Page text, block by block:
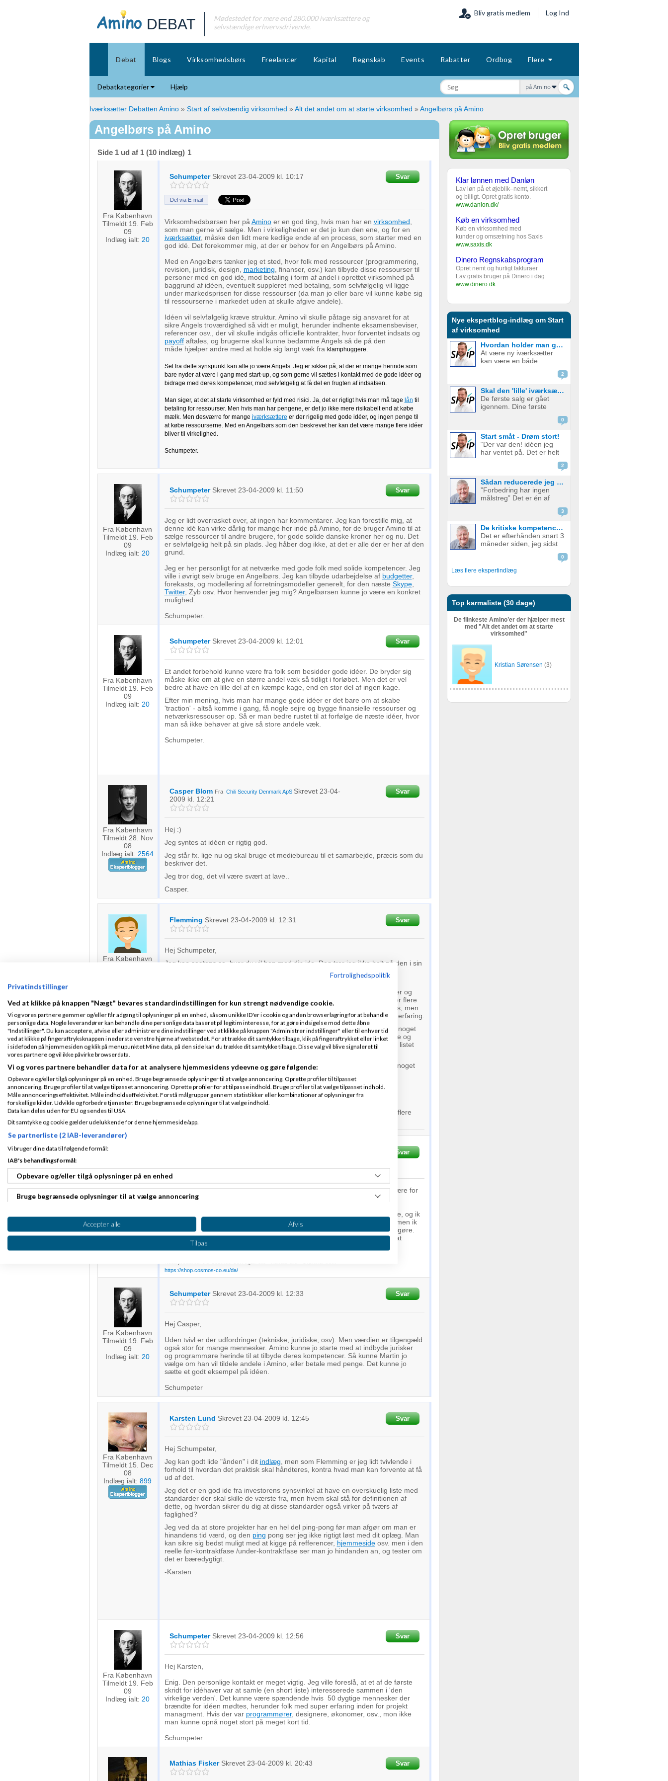
DEBAT
Mødestedet for mere end 280.000 iværksættere og
selvstændige erhvervsdrivende.
Bliv gratis medlem Log Ind
Debat Blogs Virksomhedsbørs Freelancer Kapital Regnskab Events Rabatter Ordbog Flere
Debatkategorier Hjælp på Amino
Iværksætter Debatten Amino » Start af selvstændig virksomhed » Alt det andet om at starte virksomhed » Angelbørs på Amino
Angelbørs på Amino
Side 1 ud af 1 (10 indlæg) 1
Fra København
Tilmeldt 19. Feb
09
Indlæg ialt: 20
Schumpeter Skrevet 23-04-2009 kl. 10:17 Svar
Del via E-mail
Virksomhedsbørsen her på Aminoer en god ting, hvis man har en virksomhed
som man gerne vil sælge. Men i virkeligheden er det jo kun den ene, og for en
iværksætter, måske den lidt mere kedlige ende af en process, som starter med en
god idé. Det forekommer mig, at der er behov for en Angelbørs på Amino.
Med en Angelbørs tænker jeg et sted, hvor folk med ressourcer (programmering,
revision, juridisk, design, marketing , finanser, osv.) kan tilbyde disse ressourser til
personer med en god idé, mod betaling i form af andel i oprettet virksomhed på
baggrund af idéen, eventuelt suppleret med betaling, som selvfølgelig vil ligge
under markedsprisen for disse ressourser (da man jo eller bare vil kunne købe sig
til ressourserne i markedet uden at skulle afgive andele).
Idéen vil selvfølgelig kræve struktur. Amino vil skulle påtage sig ansvaret for at
sikre Angels troværdighed så vidt er muligt, herunder indhente eksamensbeviser,
referencer osv., der vil skulle indgås officielle kontrakter, hvor forventet indsats og
payoffaftales, og brugerne skal kunne bedømme Angels så de på den
måde hjælper andre med at holde sig langt væk fra klamphuggere.
Set fra dette synspunkt kan alle jo være Angels. Jeg er sikker på, at der er mange herinde som
bare nyder at være i gang med start-up, og som gerne vil sættes i kontakt med de gode idéer og
bidrage med deres kompetencer, mod selvfølgelig at få del en frugten af indsatsen.
Man siger, at det at starte virksomhed er fyld med risici. Ja, det er rigtigt hvis man må tage lån til
betaling for ressourser. Men hvis man har pengene, er det jo ikke mere risikabelt end at købe
mælk. Men desværre for mange iværksættere er der rigelig med gode idéer, og ingen penge til
at købe ressourserne. Med en Angelbørs som den beskrevet her kan det være mange flere idéer
bliver til virkelighed.
Schumpeter.
Fra København
Tilmeldt 19. Feb
09
Indlæg ialt: 20
Schumpeter Skrevet 23-04-2009 kl. 11:50 Svar
Jeg er lidt overrasket over, at ingen har kommentarer. Jeg kan forestille mig, at
denne idé kan virke dårlig for mange her inde på Amino, for de bruger Amino til at
sælge ressourcer til andre brugere, for gode solide danske kroner her og nu. Det
er selvfølgelig helt på sin plads. Jeg håber dog ikke, at det er alle der er her af den
grund.
Jeg er her personligt for at netværke med gode folk med solide kompetencer. Jeg
ville i øvrigt selv bruge en Angelbørs. Jeg kan tilbyde udarbejdelse af budgetter,
forekasts, og modellering af forretningsmodeller generelt, for den næste Skype,
Twitter, Zyb osv. Hvor henvender jeg mig? Angelbørsen kunne jo være en konkret
mulighed.
Schumpeter.
Fra København
Tilmeldt 19. Feb
09
Indlæg ialt: 20
Schumpeter Skrevet 23-04-2009 kl. 12:01 Svar
Et andet forbehold kunne være fra folk som besidder gode idéer. De bryder sig
måske ikke om at give en større andel væk så tidligt i forløbet. Men det er vel
bedre at have en lille del af en kæmpe kage, end en stor del af ingen kage.
Efter min mening, hvis man har mange gode idéer er det bare om at skabe
'traction' - altså komme i gang, få nogle sejre og bygge finansielle ressourser og
netværksressouser op. Så er man bedre rustet til at forfølge de næste idéer, hvor
man så ikke behøver at give så store andele væk.
Schumpeter.
Fra København
Tilmeldt 28. Nov
08
Indlæg ialt: 2564
Casper Blom Fra Chili Security Denmark ApS Skrevet 23-04-
2009 kl. 12:21
Svar
Hej :)
Jeg syntes at idéen er rigtig god.
Jeg står fx. lige nu og skal bruge et mediebureau til et samarbejde, præcis som du
beskriver det.
Jeg tror dog, det vil være svært at lave..
Casper.
Fra København
Flemming Skrevet 23-04-2009 kl. 12:31 Svar
Hej Schumpeter,
Jeg kan sagtens se, hvor du vil hen med din ide. Dog tror jeg ikke helt på den i sin
"blåstemple" disse Angels, som er tilknyttet en Angelbørs. Eksamensbeviser og
referencer er for mig ikke valide dokumenter i et samarbejde mellem 2 eller flere
personer. Det vil snarere virke modsat på mig, da jeg ikke tror på den slags, men
på kemi, professionalisme, ideer, holdninger og kampånd - og ikke mindst erfaring.
Det vil virke bedre, hvis man i stedet tilknyttes denne Angelbørs og skriver noget
om sig selv, samt deltager i debatten, således at brugerne påAminokan se og
vurdere een på hvad man siger og hvem man er - fremfor at man blot står listet
med referencer og eksamensbeviser.
Jeg ser dog mulighederne i det og tror også at Amino kunne bidrage med noget
godt her.
Med venlig hilsen
Flemming
PS: De fleste svar kommer vist om aftenen - så der skal nok komme langt flere
inputs senere.
Tilmeldt 24. Jun
07
15018
Svar
Ideen er meget god, men meget omkostningstung og ressource tung at bære for
Amino.
Desuden tror jeg sådan et sted blot vil resulterer i at dem som har pengene, og ik
spiller med åbne kort eller fairplay, blot vil stjæle ideer fra dem med ideen men ik
pengene... Det er jo umuligt at styre og kontrollerer og lille mand kan intet gøre.
Han har ik råd til at sætte ideen i værk, hvordan skulle han så have råd til at
forsvarer den?
https://shop.cosmos-co.eu/da/
Fra København
Tilmeldt 19. Feb
09
Indlæg ialt: 20
Schumpeter Skrevet 23-04-2009 kl. 12:33 Svar
Hej Casper,
Uden tvivl er der udfordringer (tekniske, juridiske, osv). Men værdien er tilgengæld
også stor for mange mennesker. Amino kunne jo starte med at indbyde jurisker
og programmøre herinde til at tilbyde deres kompetencer. Så kunne Martin jo
vælge om han vil tildele andele i Amino, eller betale med penge. Det kunne jo
sætte et godt eksempel på idéen.
Schumpeter
Fra København
Tilmeldt 15. Dec
08
Indlæg ialt: 899
Karsten Lund Skrevet 23-04-2009 kl. 12:45 Svar
Hej Schumpeter,
Jeg kan godt lide "ånden" i dit indlæg , men som Flemming er jeg lidt tvivlende i
forhold til hvordan det praktisk skal håndteres, kontra hvad man kan forvente at få
ud af det.
Jeg det er en god ide fra investorens synsvinkel at have en overskuelig liste med
standarder der skal skille de værste fra, men hvem skal stå for definitionen af
dette, og hvordan sikrer du dig at disse standarder også virker på tværs af
faglighed?
Jeg ved da at store projekter har en hel del ping-pong før man afgør om man er
hinandens tid værd, og den ping pong ser jeg ikke rigtigt løst med dit oplæg. Man
kan sikre sig bedst muligt med at kigge på refferencer, hjemmesideosv. men i den
reelle før-kontraktfase /under-kontraktfase ser man jo hindanden an, og tester om
det er bæredygtigt.
-Karsten
Fra København
Tilmeldt 19. Feb
09
Indlæg ialt: 20
Schumpeter Skrevet 23-04-2009 kl. 12:56 Svar
Hej Karsten,
Enig. Den personlige kontakt er meget vigtig. Jeg ville foreslå, at et af de første
skridt for idéhaver var at samle (en short liste) interesserede sammen i 'den
virkelige verden'. Det kunne være spændende hvis 50 dygtige mennesker der
brændte for idéen mødtes, herunder folk med super erfaring inden for projekt
managment. Hvis der var programmører, designere, økonomer, osv., mon ikke
man kunne opnå noget stort på meget kort tid.
Schumpeter.
Mathias Fisker Skrevet 23-04-2009 kl. 20:43 Svar
Klar lønnen med Danløn
Lav løn på et øjeblik–nemt, sikkert
og billigt. Opret gratis konto.
www.danlon.dk/
Køb en virksomhed
Køb en virksomhed med
kunder og omsætning hos Saxis
www.saxis.dk
Dinero Regnskabsprogram
Opret nemt og hurtigt fakturaer
Lav gratis bruger på Dinero i dag
www.dinero.dk
Nye ekspertblog-indlæg om Start
af virksomhed
Hvordan holder man gejsten oppe som ny iværksætter?
At være ny iværksætter
kan være en både
følger med at starte egen
virksomhed, er det som
mange jagter, men
2
Skal den 'lille' iværksætter bruge penge på digital marketing?
De første salg er gået
igennem. Dine første
tilfredse. Det virker virkelig
plads, og et marked for dit
produkt. Men hvornår skal
man så tage springet og
0
Start småt - Drøm stort!
“Der var den! idéen jeg
har ventet på. Det er helt
genialt. Det er det her, jeg
skal. Hvem vil IKKE betale
er mange gode
iværksætterhistorier
startet og med god grund.
2
Sådan reducerede jeg min ugentlige arbejdstid med +20 timer og tjente samtidig mange flere penge.
”Forbedring har ingen
målstreg” Det er én af
Jeg er efterhånden blevet
alder). Og selvom jeg
efterhånden har levet
iværksætterlivet i snart 50
3
De kritiske kompetencer til forudsigelig, langtidsholdbar profitabel vækst – og samtidig mindre arbejde - Del 1
Det er efterhånden snart 3
måneder siden, jeg sidst
blogindlæg har handlet
om mine refleksioner om
havde overs...
0
Læs flere ekspertindlæg
Top karmaliste (30 dage)
De flinkeste Amino’er der hjælper mest
med "Alt det andet om at starte
virksomhed"
Kristian Sørensen (3)
Fortrolighedspolitik
Privatindstillinger
Ved at klikke på knappen "Nægt" bevares standardindstillingen for kun strengt nødvendige cookie.
Vi og vores partnere gemmer og/eller får adgang til oplysninger på en enhed, såsom unikke ID'er i cookie og anden browserlagring for at behandle
personlige data. Nogle leverandører kan behandle dine personlige data baseret på legitim interesse, for at gøre indsigelse mod dette åbne
"Indstillinger". Du kan acceptere, afvise eller administrere dine indstillinger ved at klikke på knappen "Administrer indstillinger" eller til enhver tid
ved at klikke på fingeraftryksknappen i nederste venstre hjørne af webstedet. For at trække dit samtykke tilbage, klik på fingeraftrykket eller linket
i sidefoden på hjemmesiden og klik på menupunktet Mine data, på den side kan du trække dit samtykke tilbage. Disse valg vil blive signaleret til
vores partnere og vil ikke påvirke browserdata.
Vi og vores partnere behandler data for at analysere hjemmesidens ydeevne og gøre følgende:
Opbevare og/eller tilgå oplysninger på en enhed. Bruge begrænsede oplysninger til at vælge annoncering. Oprette profiler til tilpasset
annoncering. Bruge profiler til at vælge tilpasset annoncering. Oprette profiler for at tilpasse indhold. Bruge profiler til at vælge tilpasset indhold.
Måle annonceringseffektivitet. Måle indholdseffektivitet. Forstå målgrupper gennem statistikker eller kombinationer af oplysninger fra
forskellige kilder. Udvikle og forbedre tjenester. Bruge begrænsede oplysninger til at vælge indhold.
Data kan deles uden for EU og sendes til USA.
Dit samtykke og cookie gælder udelukkende for denne hjemmeside/app.
Se partnerliste (2 IAB-leverandører)
Vi bruger dine data til følgende formål:
IAB's behandlingsformål:
Opbevare og/eller tilgå oplysninger på en enhed
Bruge begrænsede oplysninger til at vælge annoncering
Oprette profiler til tilpasset annoncering
Bruge profiler til at vælge tilpasset annoncering
Bruge profiler til at vælge tilpasset indhold
Forstå målgrupper gennem statistikker eller kombinationer af oplysninger fra forskellige
Bruge begrænsede oplysninger til at vælge indhold
Bruge præcise geografiske placeringsoplysninger
Identificere enheder baseret på aktivt anmodede oplysninger
Accepter alle Afvis
Tilpas